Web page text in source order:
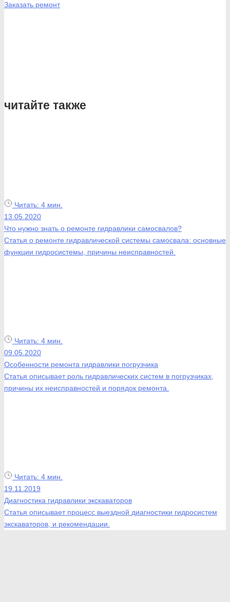
Заказать ремонт
читайте также
Читать: 4 мин.
13.05.2020
Что нужно знать о ремонте гидравлики самосвалов?
Статья о ремонте гидравлической системы самосвала: основные
функции гидросистемы, причины неисправностей.
Читать: 4 мин.
09.05.2020
Особенности ремонта гидравлики погрузчика
Статья описывает роль гидравлических систем в погрузчиках,
причины их неисправностей и порядок ремонта.
Читать: 4 мин.
19.11.2019
Диагностика гидравлики экскаваторов
Статья описывает процесс выездной диагностики гидросистем
экскаваторов, и рекомендации.